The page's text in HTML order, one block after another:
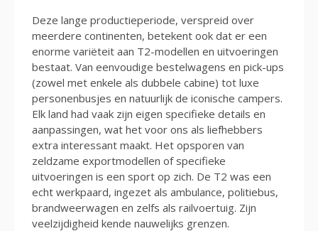
Deze lange productieperiode, verspreid over
meerdere continenten, betekent ook dat er een
enorme variëteit aan T2-modellen en uitvoeringen
bestaat. Van eenvoudige bestelwagens en pick-ups
(zowel met enkele als dubbele cabine) tot luxe
personenbusjes en natuurlijk de iconische campers.
Elk land had vaak zijn eigen specifieke details en
aanpassingen, wat het voor ons als liefhebbers
extra interessant maakt. Het opsporen van
zeldzame exportmodellen of specifieke
uitvoeringen is een sport op zich. De T2 was een
echt werkpaard, ingezet als ambulance, politiebus,
brandweerwagen en zelfs als railvoertuig. Zijn
veelzijdigheid kende nauwelijks grenzen.